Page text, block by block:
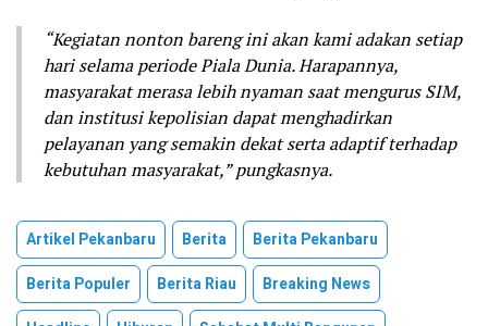
“Kegiatan nonton bareng ini akan kami adakan setiap
hari selama periode Piala Dunia. Harapannya,
masyarakat merasa lebih nyaman saat mengurus SIM,
dan institusi kepolisian dapat menghadirkan
pelayanan yang semakin dekat serta adaptif terhadap
kebutuhan masyarakat,” pungkasnya.
Artikel Pekanbaru Berita
Berita Pekanbaru
Berita Populer
Berita Riau
Breaking News